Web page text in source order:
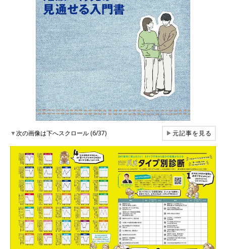
▼次の画像は下へスクロール (6/37) ▶元記事を見る